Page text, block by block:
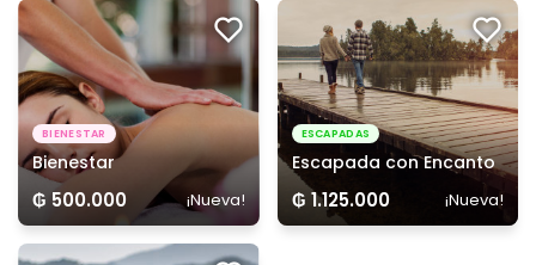
BIENESTAR
Bienestar
₲ 500.000 ¡Nueva!
ESCAPADAS
Escapada con Encanto
₲ 1.125.000 ¡Nueva!